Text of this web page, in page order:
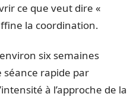
ce que veut dire «
la coordination.
six semaines
rapide par
à l’approche de la